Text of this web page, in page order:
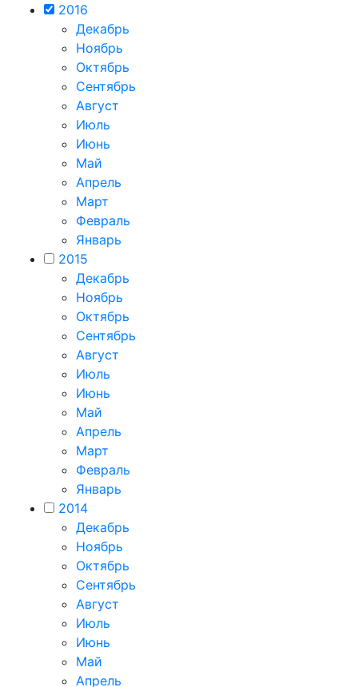
2016
Декабрь
Ноябрь
Октябрь
Сентябрь
Август
Июль
Июнь
Май
Апрель
Март
Февраль
Январь
2015
Декабрь
Ноябрь
Октябрь
Сентябрь
Август
Июль
Июнь
Май
Апрель
Март
Февраль
Январь
2014
Декабрь
Ноябрь
Октябрь
Сентябрь
Август
Июль
Июнь
Май
Апрель